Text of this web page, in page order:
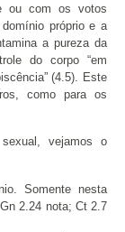
ou com os votos
próprio e a
a pureza da
do corpo “em
(4.5). Este
como para os
vejamos o
Somente nesta
2.24 nota; Ct 2.7